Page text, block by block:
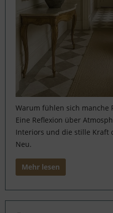
Warum fühlen sich manche
Eine Reflexion über
Interiors und die stille Kraft
Neu.
Mehr lesen